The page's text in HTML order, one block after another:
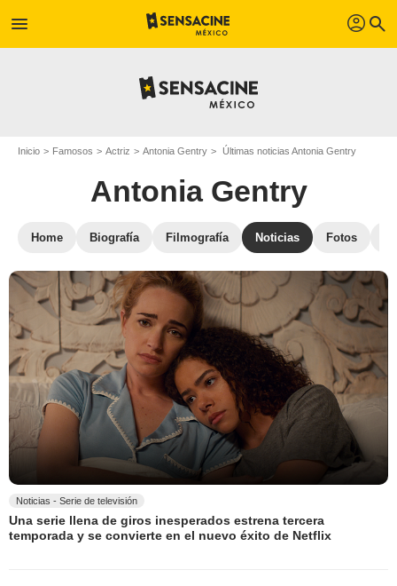
menu profil search
Inicio Famosos Actriz Antonia Gentry Últimas noticias Antonia Gentry
Antonia Gentry
Home Biografía Filmografía Noticias Fotos
Noticias - Serie de televisión
Una serie llena de giros inesperados estrena tercera
temporada y se convierte en el nuevo éxito de Netflix